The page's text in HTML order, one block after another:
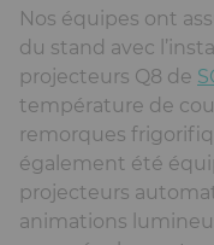
Nos équipes ont
du stand avec
projecteurs Q8 de
température de
remorques
également été
projecteurs
animations